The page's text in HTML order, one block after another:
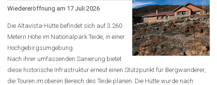
Wiedereröffnung am 17.Juli 2026
Die Altavista-Hütte befindet sich auf 3.260
Metern Höhe im Nationalpark Teide, in einer
Hochgebirgsumgebung.
Nach ihrer umfassenden Sanierung bietet
diese historische Infrastruktur erneut einen Stützpunkt für Bergwanderer,
die Touren im oberen Bereich des Teide planen. Die Hütte wurde nach